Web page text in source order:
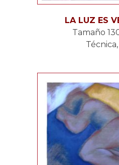
LA LUZ ES
Tamaño